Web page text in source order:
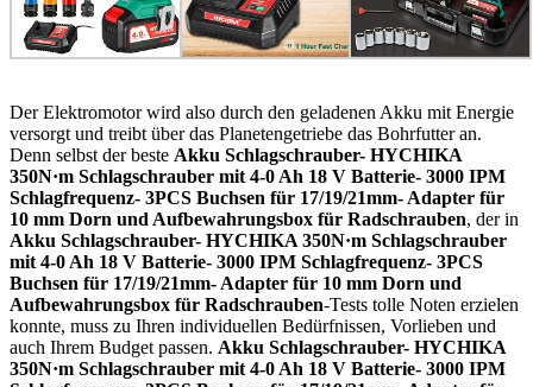
Der Elektromotor wird also durch den geladenen Akku mit Energie
versorgt und treibt über das Planetengetriebe das Bohrfutter an.
Denn selbst der beste Akku Schlagschrauber- HYCHIKA
350N·m Schlagschrauber mit 4-0 Ah 18 V Batterie- 3000 IPM
Schlagfrequenz- 3PCS Buchsen für 17/19/21mm- Adapter für
10 mm Dorn und Aufbewahrungsbox für Radschrauben, der in
Akku Schlagschrauber- HYCHIKA 350N·m Schlagschrauber
mit 4-0 Ah 18 V Batterie- 3000 IPM Schlagfrequenz- 3PCS
Buchsen für 17/19/21mm- Adapter für 10 mm Dorn und
Aufbewahrungsbox für Radschrauben-Tests tolle Noten erzielen
konnte, muss zu Ihren individuellen Bedürfnissen, Vorlieben und
auch Ihrem Budget passen. Akku Schlagschrauber- HYCHIKA
350N·m Schlagschrauber mit 4-0 Ah 18 V Batterie- 3000 IPM